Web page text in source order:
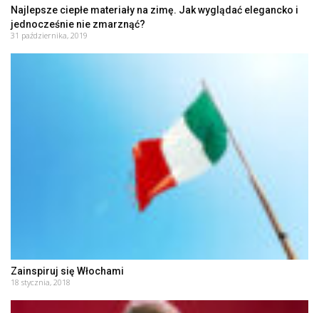
Najlepsze ciepłe materiały na zimę. Jak wyglądać elegancko i
jednocześnie nie zmarznąć?
31 października, 2019
Zainspiruj się Włochami
18 stycznia, 2018